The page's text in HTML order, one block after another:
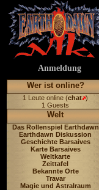
Anmeldung
Wer ist online?
1 Leute online (chat )
1 Guests
Welt
Das Rollenspiel Earthdawn
Earthdawn Diskussion
Geschichte Barsaives
Karte Barsaives
Weltkarte
Zeittafel
Bekannte Orte
Travar
Magie und Astralraum